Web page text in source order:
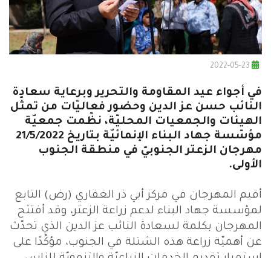
في أجواء عيد المقاومة والتحرير وبرعاية سعادة
النائب حسن عز الدين وحضور فعاليّات من تمثّل
الهيئات والجمعيات المحليّة، نظّمت جمعيّة
مؤسّسة جهاد البناء الإنمائيّة بتاريخ 21/5/2022
مهرجان الزعتر الجنوبيّ في منطقة الجنوب
الأولى.
أقيم المهرجان في مركز أبي ذر الغفاري (رض) التابع
لمؤسسة جهاد البناء لدعم زراعة الزعتر، وقد أفتتح
المهرجان بكلمة لسعادة النائب عز الدين الذي تحدّث
عن أهميّة زراعة هذه الشتلة في الجنوب، مؤكّدًا على